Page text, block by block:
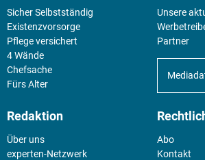
Sicher Selbstständig
Existenz­vorsorge
Pflege versichert
4 Wände
Chefsache
Fürs Alter
Unsere
Partner
Redaktion
Über uns
experten-Netzwerk
Abo
Kontakt